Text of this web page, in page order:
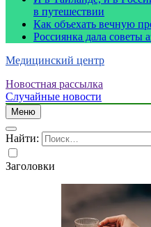
в путешествии
Как объехать вечную
Россиянка дала советы
Медицинский центр
Новостная рассылка
Случайные новости
Меню
Найти:
Заголовки